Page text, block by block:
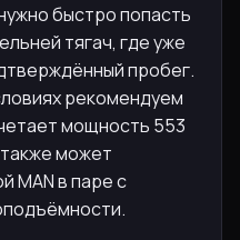
быстро попасть
тягач, где уже
пробег.
рекомендуем
мощность 553
также может
MAN в паре с